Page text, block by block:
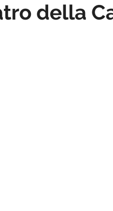
della